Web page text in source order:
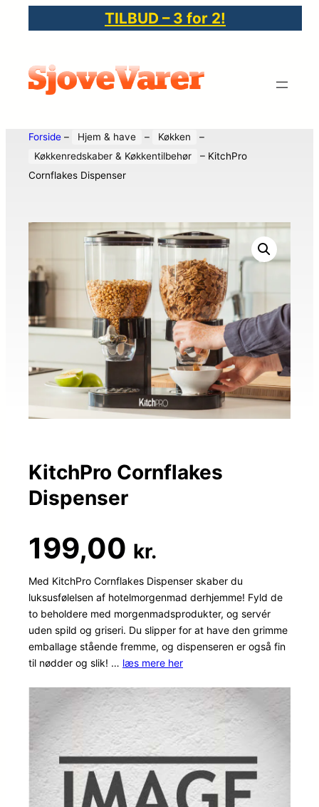
TILBUD – 3 for 2!
Forside – Hjem & have – Køkken
–
Køkkenredskaber & Køkkentilbehør
– KitchPro
Cornflakes Dispenser
KitchPro Cornflakes
Dispenser
199,00 kr.
Med KitchPro Cornflakes Dispenser skaber du
luksusfølelsen af hotelmorgenmad derhjemme! Fyld de
to beholdere med morgenmadsprodukter, og servér
uden spild og griseri. Du slipper for at have den grimme
emballage stående fremme, og dispenseren er også fin
til nødder og slik! … læs mere her